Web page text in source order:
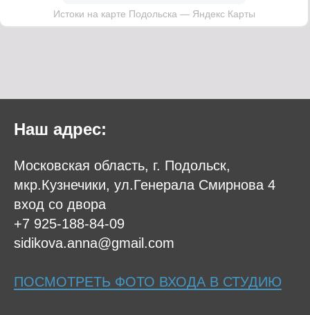
Наш адрес:
Московская область, г. Подольск,
мкр.Кузнечики, ул.Генерала Смирнова 4
вход со двора
+7 925-188-84-09
sidikova.anna@gmail.com
ПОСМОТРЕТЬ ФОТО ВХОДА В СТУДИЮ